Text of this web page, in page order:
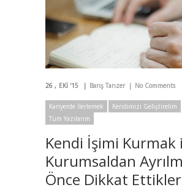
26 EKI '15 Barış Tanzer No Comments
Kariyerde İlerlemek
Kendimizi Geliştirelim
Tüm Yazılarım
Kendi İşimi Kurmak
Kurumsaldan
Önce Dikkat